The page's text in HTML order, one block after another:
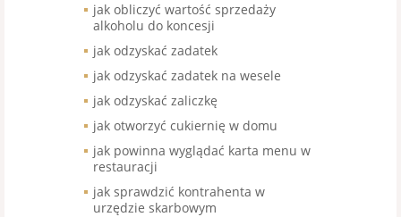
jak obliczyć wartość sprzedaży
alkoholu do koncesji
jak odzyskać zadatek
jak odzyskać zadatek na wesele
jak odzyskać zaliczkę
jak otworzyć cukiernię w domu
jak powinna wyglądać karta menu w
restauracji
jak sprawdzić kontrahenta w
urzędzie skarbowym